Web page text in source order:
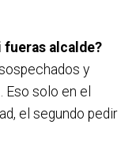
fueras alcalde?
y
solo en el
el segundo pedir